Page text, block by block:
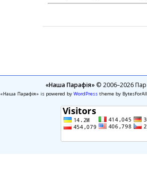
«Наша Парафія»© 2006–2026
«Наша Парафія» is powered by WordPresstheme by